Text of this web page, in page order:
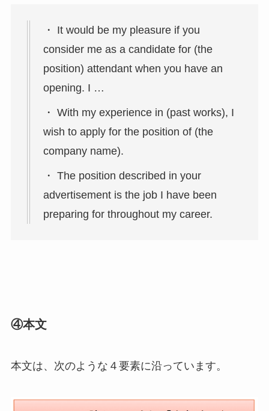
・ It would be my pleasure if you
consider me as a candidate for (the
position) attendant when you have an
opening. I …
・ With my experience in (past works), I
wish to apply for the position of (the
company name).
・ The position described in your
advertisement is the job I have been
preparing for throughout my career.
④本文
本文は、次のような４要素に沿っています。